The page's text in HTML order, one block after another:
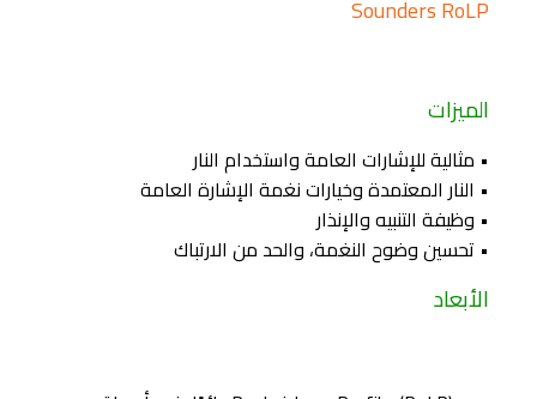
Sounders RoLP
الميزات
• مثالية للإشارات العامة واستخدام النار
• النار المعتمدة وخيارات نغمة الإشارة العامة
• وظيفة التنبيه والإنذار
• تحسين وضوح النغمة، والحد من الارتباك
الأبعاد